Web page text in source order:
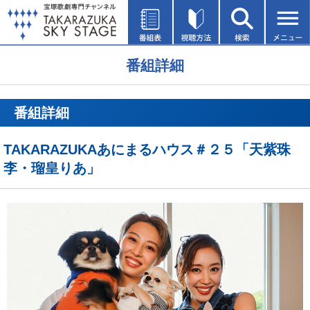
番組詳細
番組詳細
TAKARAZUKAあにまるハウス＃２５「天紫珠
李・瑠皇りあ」